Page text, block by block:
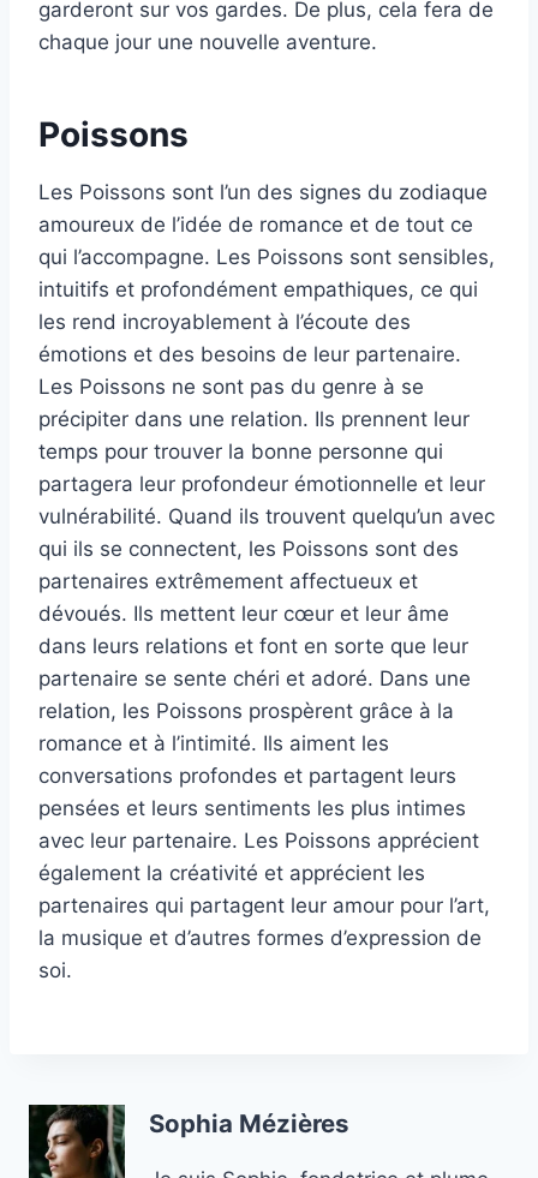
garderont sur vos gardes. De plus, cela fera de
chaque jour une nouvelle aventure.
Poissons
Les Poissons sont l’un des signes du zodiaque
amoureux de l’idée de romance et de tout ce
qui l’accompagne. Les Poissons sont sensibles,
intuitifs et profondément empathiques, ce qui
les rend incroyablement à l’écoute des
émotions et des besoins de leur partenaire.
Les Poissons ne sont pas du genre à se
précipiter dans une relation. Ils prennent leur
temps pour trouver la bonne personne qui
partagera leur profondeur émotionnelle et leur
vulnérabilité. Quand ils trouvent quelqu’un avec
qui ils se connectent, les Poissons sont des
partenaires extrêmement affectueux et
dévoués. Ils mettent leur cœur et leur âme
dans leurs relations et font en sorte que leur
partenaire se sente chéri et adoré. Dans une
relation, les Poissons prospèrent grâce à la
romance et à l’intimité. Ils aiment les
conversations profondes et partagent leurs
pensées et leurs sentiments les plus intimes
avec leur partenaire. Les Poissons apprécient
également la créativité et apprécient les
partenaires qui partagent leur amour pour l’art,
la musique et d’autres formes d’expression de
soi.
Sophia Mézières